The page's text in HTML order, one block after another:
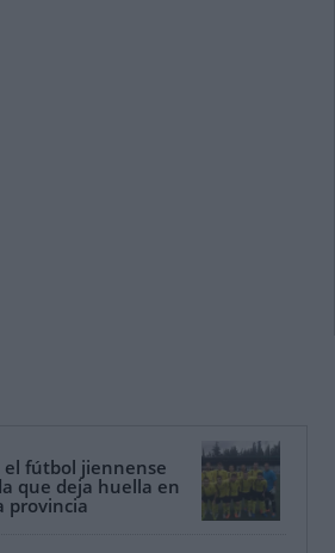
el fútbol jiennense
que deja huella en
provincia